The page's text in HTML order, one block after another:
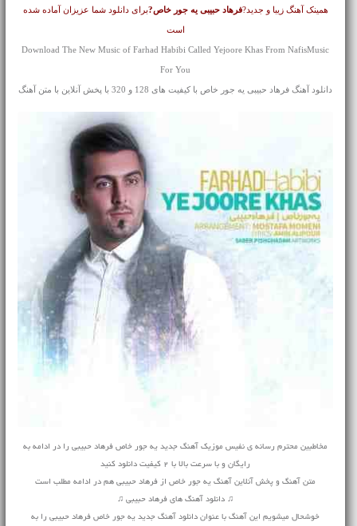
همینک آهنگ زیبا و جدید?فرهاد حبیبی یه جور خاص?برای دانلود شما عزیزان آماده شده
است
Download The New Music of Farhad Habibi Called Yejoore Khas From NafisMusic
For You
دانلود آهنگ فرهاد حبیبی یه جور خاص با کیفیت های 128 و 320 با پخش آنلاین با متن آهنگ
مخاطبین محترم رسانه ی نفیس موزیک آهنگ جدید یه جور خاص فرهاد حبیبی را در ادامه به
رایگان و با سرعت بالا با 2 کیفیت دانلود کنید
متن آهنگ و پخش آنلاین آهنگ یه جور خاص از فرهاد حبیبی هم در ادامه مطلب است
♫ دانلود آهنگ های فرهاد حبیبی ♫
خوشحال میشویم این آهنگ با عنوان دانلود آهنگ جدید یه جور خاص فرهاد حبیبی را به